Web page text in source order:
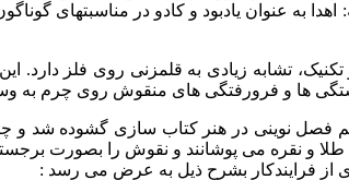
به عنوان یادبود و کادو در مناسبتهای
تشابه زیادی به قلمزنی روی فلز دارد.
ها و فرورفتگی های منقوش روی چرم به
فصل نوینی در هنر کتاب سازی گشوده شد
طلا و نقره می پوشانند و نقوش را بصورت
از فرایندکار بشرح ذیل به عرض می رسد :